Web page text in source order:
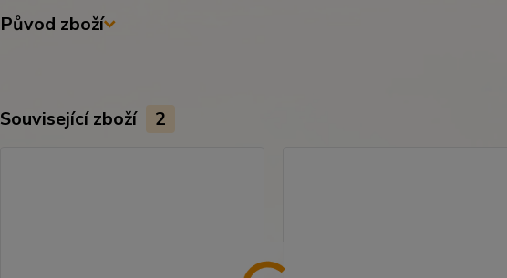
Původ zboží
Související zboží 2